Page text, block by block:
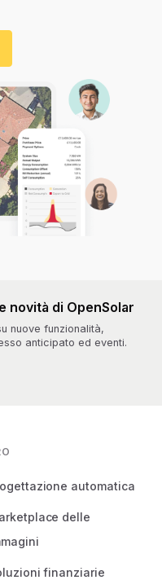
novità di OpenSolar
nuove funzionalità,
anticipato ed eventi.
automatica
delle
finanziarie